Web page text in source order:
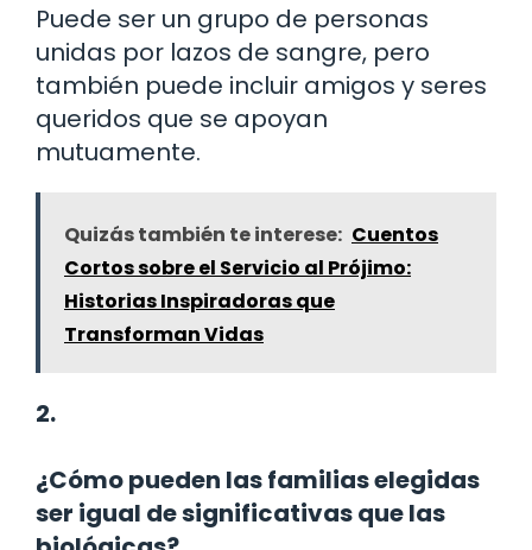
Puede ser un grupo de personas
unidas por lazos de sangre, pero
también puede incluir amigos y seres
queridos que se apoyan
mutuamente.
Quizás también te interese: Cuentos
Cortos sobre el Servicio al Prójimo:
Historias Inspiradoras que
Transforman Vidas
2.
¿Cómo pueden las familias elegidas
ser igual de significativas que las